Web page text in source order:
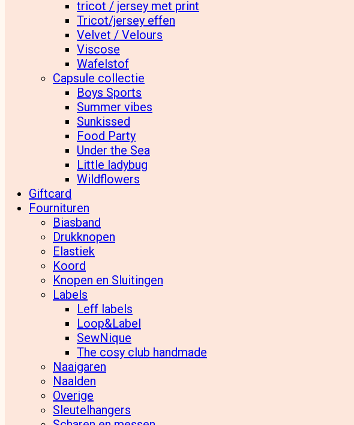
tricot / jersey met print
Tricot/jersey effen
Velvet / Velours
Viscose
Wafelstof
Capsule collectie
Boys Sports
Summer vibes
Sunkissed
Food Party
Under the Sea
Little ladybug
Wildflowers
Giftcard
Fournituren
Biasband
Drukknopen
Elastiek
Koord
Knopen en Sluitingen
Labels
Leff labels
Loop&Label
SewNique
The cosy club handmade
Naaigaren
Naalden
Overige
Sleutelhangers